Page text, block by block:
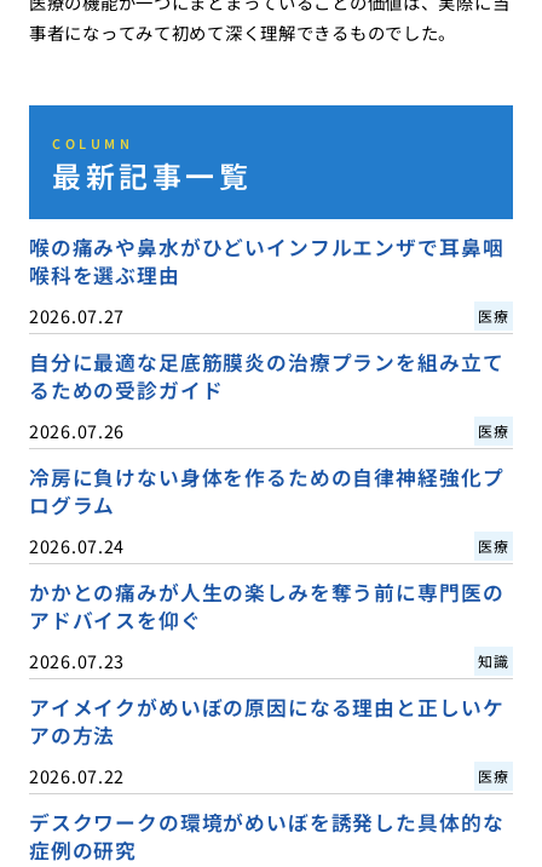
事者になってみて初めて深く理解できるものでした。
COLUMN
最新記事一覧
喉の痛みや鼻水がひどいインフルエンザで耳鼻咽
喉科を選ぶ理由
2026.07.27 医療
自分に最適な足底筋膜炎の治療プランを組み立て
るための受診ガイド
2026.07.26 医療
冷房に負けない身体を作るための自律神経強化プ
ログラム
2026.07.24 医療
かかとの痛みが人生の楽しみを奪う前に専門医の
アドバイスを仰ぐ
2026.07.23 知識
アイメイクがめいぼの原因になる理由と正しいケ
アの方法
2026.07.22 医療
デスクワークの環境がめいぼを誘発した具体的な
症例の研究